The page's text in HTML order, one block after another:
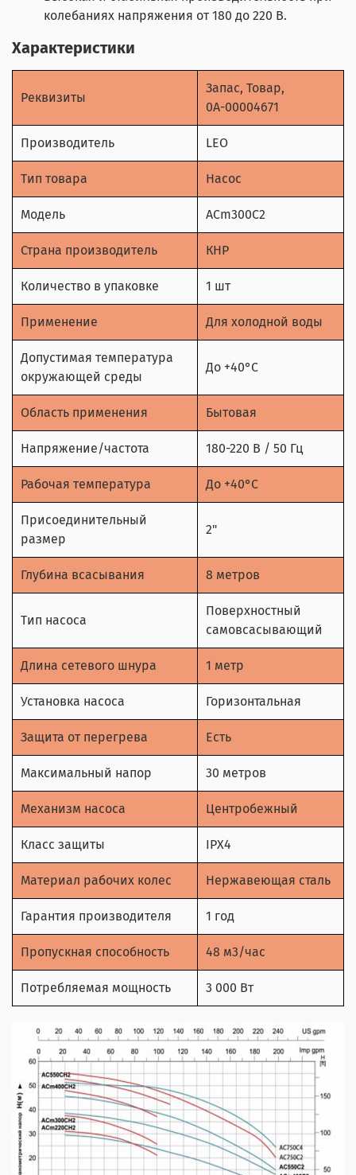
колебаниях напряжения от 180 до 220 В.
Характеристики
Реквизиты
Запас, Товар,
0А-00004671
Производитель LEO
Тип товара Насос
Модель AСm300С2
Страна производитель КНР
Количество в упаковке 1 шт
Применение Для холодной воды
Допустимая температура
окружающей среды
До +40°С
Область применения Бытовая
Напряжение/частота 180-220 В / 50 Гц
Рабочая температура До +40°С
Присоединительный
размер
2"
Глубина всасывания 8 метров
Тип насоса
Поверхностный
самовсасывающий
Длина сетевого шнура 1 метр
Установка насоса Горизонтальная
Защита от перегрева Есть
Максимальный напор 30 метров
Механизм насоса Центробежный
Класс защиты IPX4
Материал рабочих колес Нержавеющая сталь
Гарантия производителя 1 год
Пропускная способность 48 м3/час
Потребляемая мощность 3 000 Вт